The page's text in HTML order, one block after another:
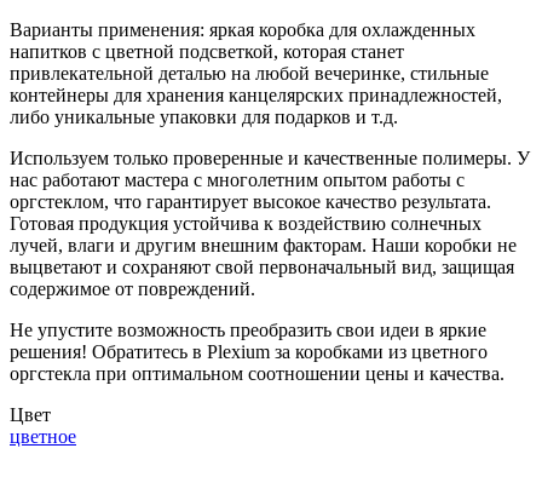
Варианты применения: яркая коробка для охлажденных
напитков с цветной подсветкой, которая станет
привлекательной деталью на любой вечеринке, стильные
контейнеры для хранения канцелярских принадлежностей,
либо уникальные упаковки для подарков и т.д.
Используем только проверенные и качественные полимеры. У
нас работают мастера с многолетним опытом работы с
оргстеклом, что гарантирует высокое качество результата.
Готовая продукция устойчива к воздействию солнечных
лучей, влаги и другим внешним факторам. Наши коробки не
выцветают и сохраняют свой первоначальный вид, защищая
содержимое от повреждений.
Не упустите возможность преобразить свои идеи в яркие
решения! Обратитесь в Plexium за коробками из цветного
оргстекла при оптимальном соотношении цены и качества.
Цвет
цветное